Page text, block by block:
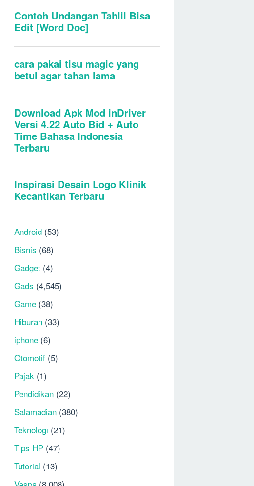
Android (53)
Bisnis (68)
Gadget (4)
Gads (4,545)
Game (38)
Hiburan (33)
iphone (6)
Otomotif (5)
Pajak (1)
Pendidikan (22)
Salamadian (380)
Teknologi (21)
Tips HP (47)
Tutorial (13)